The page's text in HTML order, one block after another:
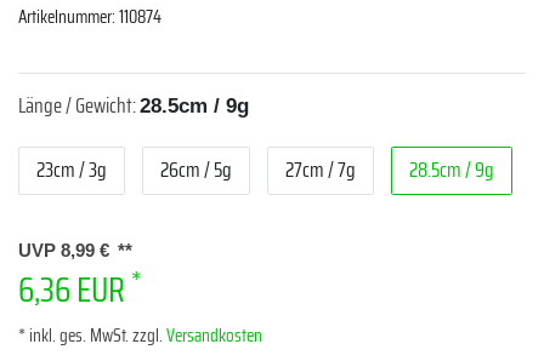
Artikelnummer:110874
Länge / Gewicht:28.5cm / 9g
23cm / 3g 26cm / 5g 27cm / 7g 28.5cm / 9g
UVP 8,99 €
6,36 EUR *
* inkl. ges. MwSt. zzgl.Versandkosten